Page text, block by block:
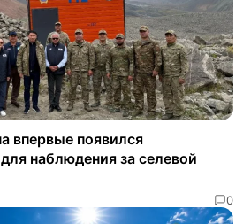
впервые появился
наблюдения за селевой
0